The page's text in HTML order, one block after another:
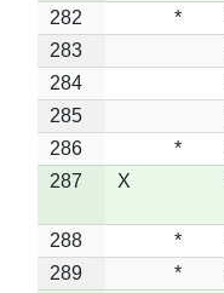
282
*
283
284
285
286
*
287
X
288 *
289
*